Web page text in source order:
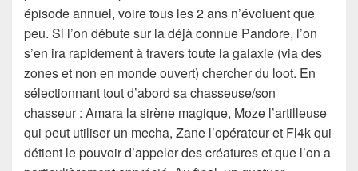
épisode annuel, voire tous les 2 ans n’évoluent que
peu. Si l’on débute sur la déjà connue Pandore, l’on
s’en ira rapidement à travers toute la galaxie (via des
zones et non en monde ouvert) chercher du loot. En
sélectionnant tout d’abord sa chasseuse/son
chasseur : Amara la sirène magique, Moze l’artilleuse
qui peut utiliser un mecha, Zane l’opérateur et Fl4k qui
détient le pouvoir d’appeler des créatures et que l’on a